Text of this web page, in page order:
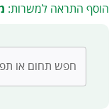
הוסף התראה למשרות:
חפש תחום או